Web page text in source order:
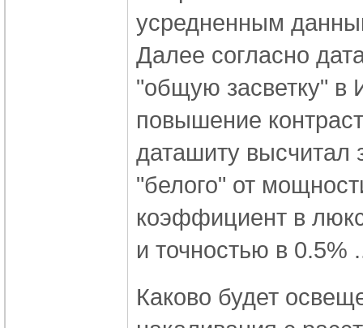
усредненным
Далее согласно
"общую засветку" в
повышение
даташиту высчитал
"белого" от
коэффициент в
и точностью в 0.5%
Каково будет